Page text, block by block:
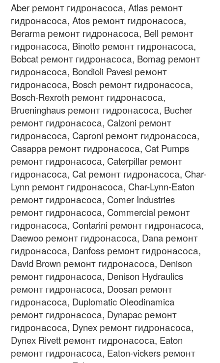
Aber ремонт гидронасоса, Atlas ремонт
гидронасоса, Atos ремонт гидронасоса,
Berarma ремонт гидронасоса, Bell ремонт
гидронасоса, Binotto ремонт гидронасоса,
Bobcat ремонт гидронасоса, Bomag ремонт
гидронасоса, Bondioli Pavesi ремонт
гидронасоса, Bosch ремонт гидронасоса,
Bosch-Rexroth ремонт гидронасоса,
Brueninghaus ремонт гидронасоса, Bucher
ремонт гидронасоса, Calzoni ремонт
гидронасоса, Caproni ремонт гидронасоса,
Casappa ремонт гидронасоса, Cat Pumps
ремонт гидронасоса, Caterpillar ремонт
гидронасоса, Cat ремонт гидронасоса, Char-
Lynn ремонт гидронасоса, Char-Lynn-Eaton
ремонт гидронасоса, Comer Industries
ремонт гидронасоса, Commercial ремонт
гидронасоса, Contarini ремонт гидронасоса,
Daewoo ремонт гидронасоса, Dana ремонт
гидронасоса, Danfoss ремонт гидронасоса,
David Brown ремонт гидронасоса, Denison
ремонт гидронасоса, Denison Hydraulics
ремонт гидронасоса, Doosan ремонт
гидронасоса, Duplomatic Oleodinamica
ремонт гидронасоса, Dynapac ремонт
гидронасоса, Dynex ремонт гидронасоса,
Dynex Rivett ремонт гидронасоса, Eaton
ремонт гидронасоса, Eaton-vickers ремонт